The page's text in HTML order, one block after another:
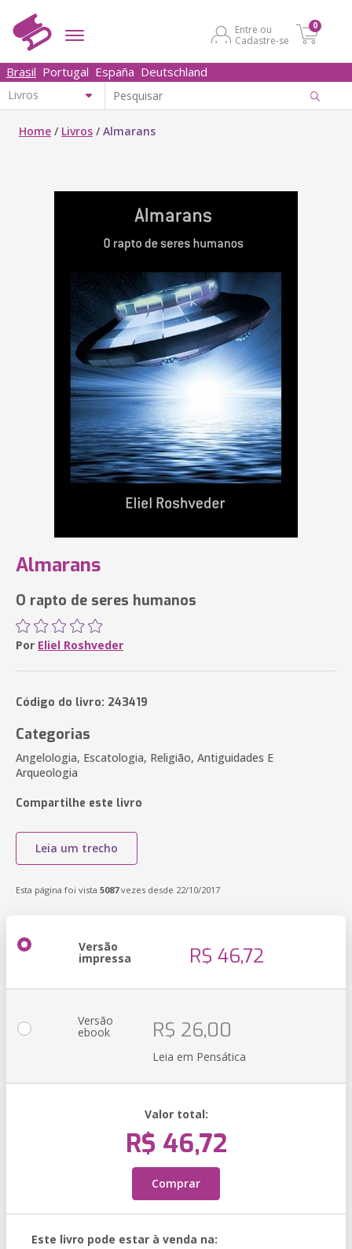
Entre ou
Cadastre-se
0
Brasil Portugal España Deutschland
Home / Livros /Almarans
Almarans
O rapto de seres humanos
Por Eliel Roshveder
Código do livro: 243419
Categorias
Angelologia, Escatologia, Religião, Antiguidades E
Arqueologia
Compartilhe este livro
Leia um trecho
Esta página foi vista 5087vezes desde 22/10/2017
Versão
impressa R$ 46,72
Versão
ebook R$ 26,00
Leia em Pensática
Valor total:
R$ 46,72
Comprar
Este livro pode estar à venda na: